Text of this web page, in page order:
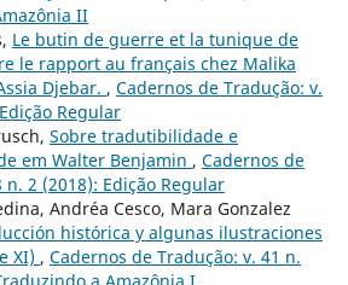
II
Le butin de guerre et la tunique de
le rapport au français chez Malika
Djebar. , Cadernos de Tradução: v.
Regular
Sobre tradutibilidade e
em Walter Benjamin , Cadernos de
n. 2 (2018): Edição Regular
Andréa Cesco, Mara Gonzalez
histórica y algunas ilustraciones
XI) , Cadernos de Tradução: v. 41 n.